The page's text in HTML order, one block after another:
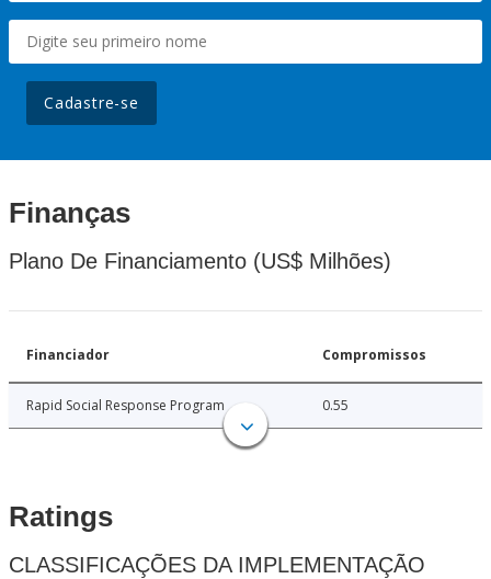
Cadastre-se
Finanças
Plano De Financiamento (US$ Milhões)
Financiador Compromissos
Rapid Social Response Program 0.55
Ratings
CLASSIFICAÇÕES DA IMPLEMENTAÇÃO